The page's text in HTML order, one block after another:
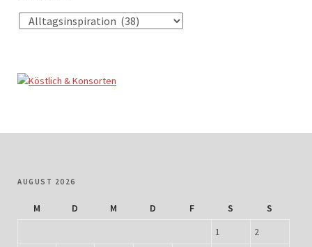
AUGUST 2026
M D M D F S
S
1
2